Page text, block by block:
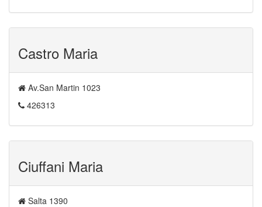
Castro Maria
Av.San Martin 1023
426313
Ciuffani Maria
Salta 1390